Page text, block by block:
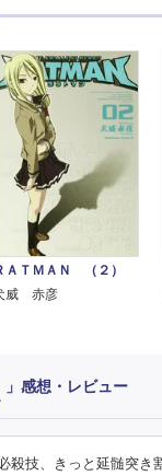
ＡＴＭＡＮ （２）
威 赤彦
感想・レビュー
殺技、きっと延髄突き